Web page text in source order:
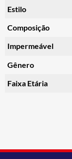
Estilo
Composição
Impermeável
Gênero
Faixa Etária